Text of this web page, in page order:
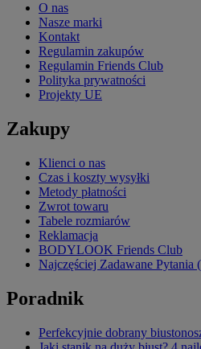
O nas
Nasze marki
Kontakt
Regulamin zakupów
Regulamin Friends Club
Polityka prywatności
Projekty UE
Zakupy
Klienci o nas
Czas i koszty wysyłki
Metody płatności
Zwrot towaru
Tabele rozmiarów
Reklamacja
BODYLOOK Friends Club
Najczęściej Zadawane Pytania
Poradnik
Perfekcyjnie dobrany